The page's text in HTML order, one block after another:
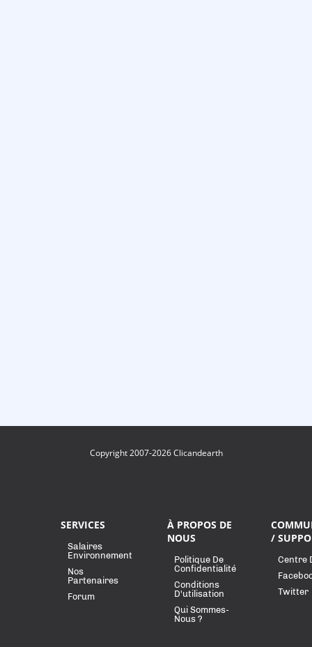
Copyright 2007-2026 Clicandearth
SERVICES
Salaires
Environnement
Nos
Partenaires
Forum
À PROPOS DE
NOUS
Politique De
Confidentialité
Conditions
D'utilisation
Qui Sommes-
Nous ?
/
Centre
Twitter